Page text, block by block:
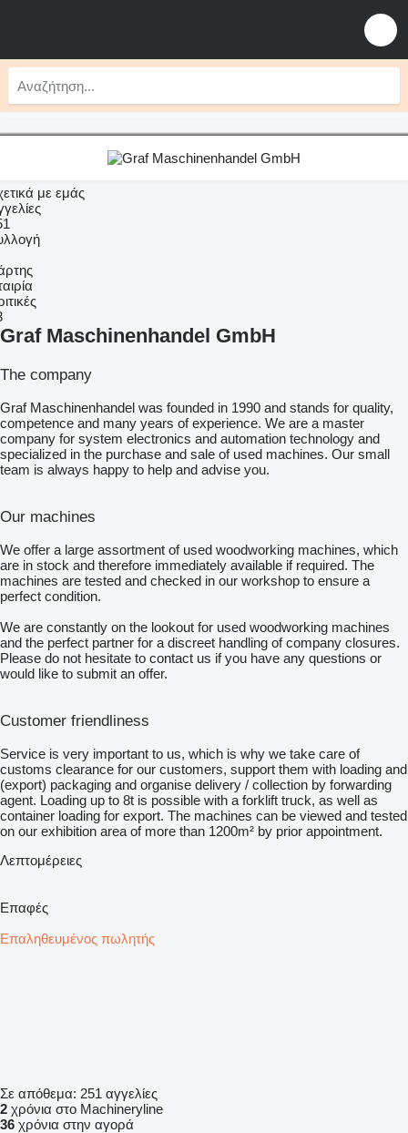
με εμάς
Graf Maschinenhandel GmbH
The company
Graf Maschinenhandel was founded in 1990 and stands for quality,
competence and many years of experience. We are a master
company for system electronics and automation technology and
specialized in the purchase and sale of used machines. Our small
team is always happy to help and advise you.
Our machines
We offer a large assortment of used woodworking machines, which
are in stock and therefore immediately available if required. The
machines are tested and checked in our workshop to ensure a
perfect condition.
We are constantly on the lookout for used woodworking machines
and the perfect partner for a discreet handling of company closures.
Please do not hesitate to contact us if you have any questions or
would like to submit an offer.
Customer friendliness
Service is very important to us, which is why we take care of
customs clearance for our customers, support them with loading and
(export) packaging and organise delivery / collection by forwarding
agent. Loading up to 8t is possible with a forklift truck, as well as
container loading for export. The machines can be viewed and tested
on our exhibition area of more than 1200m² by prior appointment.
Λεπτομέρειες
Επαφές
Επαληθευμένος πωλητής
Σε απόθεμα: 251 αγγελίες
2 χρόνια στο Machineryline
36 χρόνια στην αγορά